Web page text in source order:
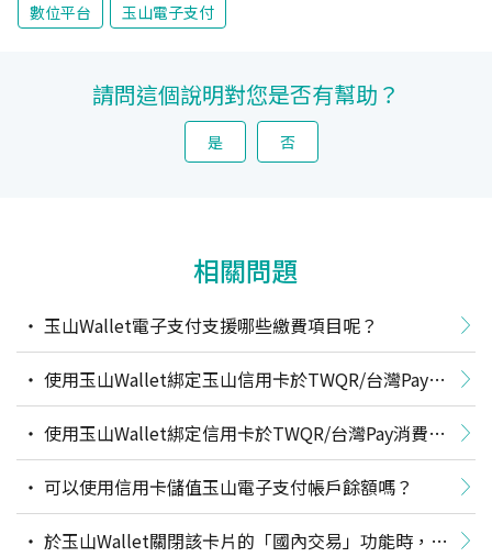
數位平台 玉山電子支付
請問這個說明對您是否有幫助？
是 否
相關問題
玉山Wallet電子支付支援哪些繳費項目呢？
費，可以獲得信用卡回饋嗎？
適用各種台灣Pay通路「限定金融卡／帳戶」的活動優惠
嗎？
可以使用信用卡儲值玉山電子支付帳戶餘額嗎？